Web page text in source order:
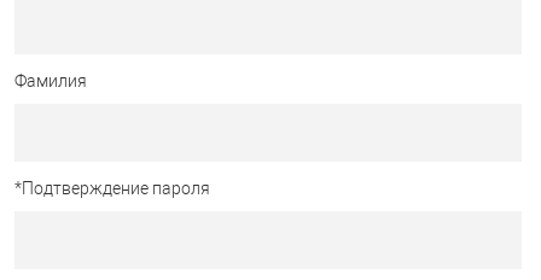
Фамилия
*Подтверждение пароля